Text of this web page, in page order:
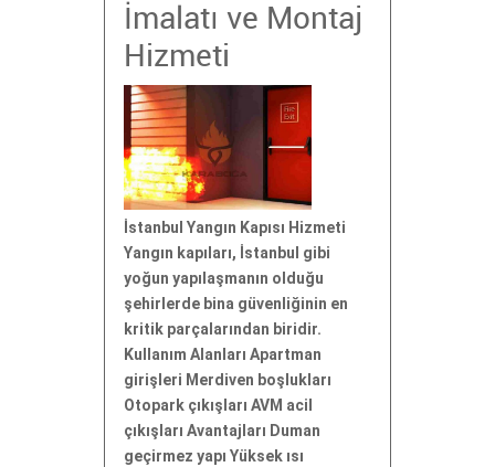
İmalatı ve Montaj
Hizmeti
İstanbul Yangın Kapısı Hizmeti
Yangın kapıları, İstanbul gibi
yoğun yapılaşmanın olduğu
şehirlerde bina güvenliğinin en
kritik parçalarından biridir.
Kullanım Alanları Apartman
girişleri Merdiven boşlukları
Otopark çıkışları AVM acil
çıkışları Avantajları Duman
geçirmez yapı Yüksek ısı